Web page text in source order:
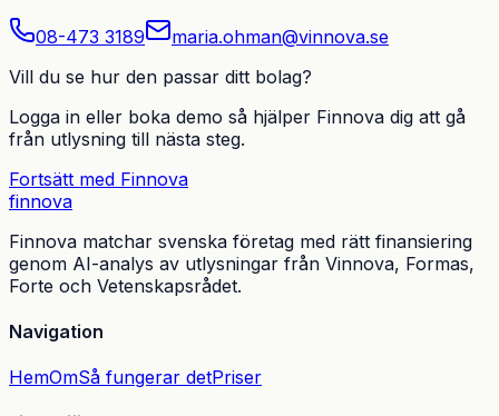
08-473 3189
maria.ohman@vinnova.se
Vill du se hur den passar ditt bolag?
Logga in eller boka demo så hjälper Finnova dig att gå
från utlysning till nästa steg.
Fortsätt med Finnova
finnova
Finnova matchar svenska företag med rätt finansiering
genom AI-analys av utlysningar från Vinnova, Formas,
Forte och Vetenskapsrådet.
Navigation
HemOmSå fungerar detPriser